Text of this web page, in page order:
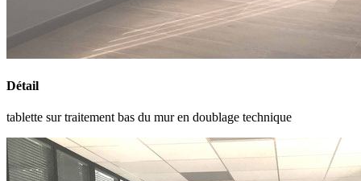
Détail
tablette sur traitement bas du mur en doublage technique